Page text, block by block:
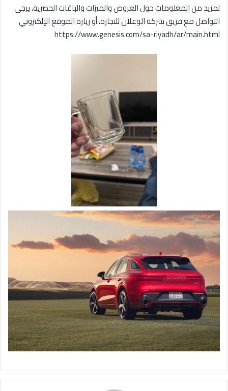
لمزيد من المعلومات حول العروض والميزات والباقات الحصرية، يرجى
التواصل مع فريق شركة الوعلان للتجارة، أو زيارة الموقع الإلكتروني
https://www.genesis.com/sa-riyadh/ar/main.html